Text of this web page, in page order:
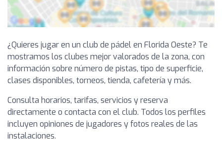
¿Quieres jugar en un club de pádel en Florida Oeste? Te
mostramos los clubes mejor valorados de la zona, con
información sobre número de pistas, tipo de superficie,
clases disponibles, torneos, tienda, cafetería y más.
Consulta horarios, tarifas, servicios y reserva
directamente o contacta con el club. Todos los perfiles
incluyen opiniones de jugadores y fotos reales de las
instalaciones.